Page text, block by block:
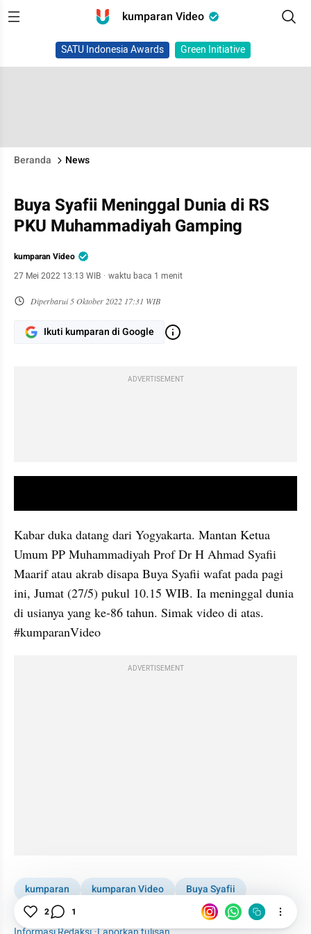
kumparan Video
SATU Indonesia Awards Green Initiative
Beranda News
Buya Syafii Meninggal Dunia di RS
PKU Muhammadiyah Gamping
kumparan Video
27 Mei 2022 13:13 WIB · waktu baca 1 menit
Diperbarui5 Oktober 2022 17:31 WIB
Ikuti kumparan di Google
ADVERTISEMENT
Kabar duka datang dari Yogyakarta. Mantan Ketua
Umum PP Muhammadiyah Prof Dr H Ahmad Syafii
Maarif atau akrab disapa Buya Syafii wafat pada pagi
ini, Jumat (27/5) pukul 10.15 WIB. Ia meninggal dunia
di usianya yang ke-86 tahun. Simak video di atas.
#kumparanVideo
ADVERTISEMENT
kumparan kumparan Video
Buya Syafii
Syafii Maarif
Buya Syafii Maarif Meninggal Dunia
2 1